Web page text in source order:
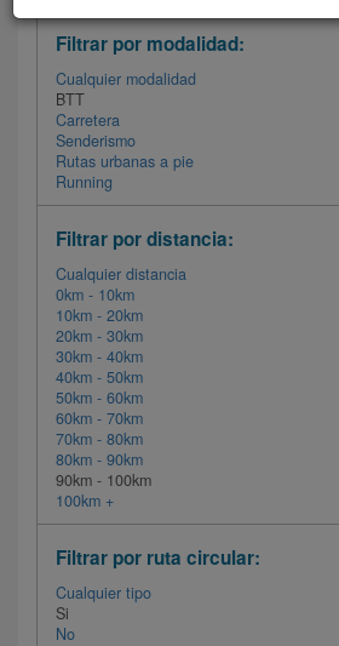
Filtrar por modalidad:
Cualquier modalidad
BTT
Carretera
Senderismo
Rutas urbanas a pie
Running
Filtrar por distancia:
Cualquier distancia
0km - 10km
10km - 20km
20km - 30km
30km - 40km
40km - 50km
50km - 60km
60km - 70km
70km - 80km
80km - 90km
90km - 100km
100km +
Filtrar por ruta circular:
Cualquier tipo
Si
No